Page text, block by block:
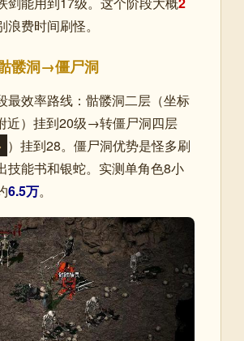
浪费时间刷怪。
髅洞→僵尸洞
最效率路线：骷髅洞二层（坐标
近）挂到20级→转僵尸洞四层
）挂到28。僵尸洞优势是怪多刷
技能书和银蛇。实测单角色8小
6.5万。